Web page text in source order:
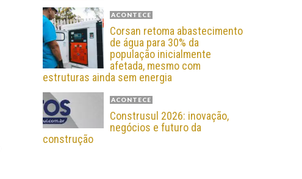
ACONTECE
Corsan retoma abastecimento
de água para 30% da
população inicialmente
afetada, mesmo com
estruturas ainda sem energia
ACONTECE
Construsul 2026: inovação,
negócios e futuro da
construção